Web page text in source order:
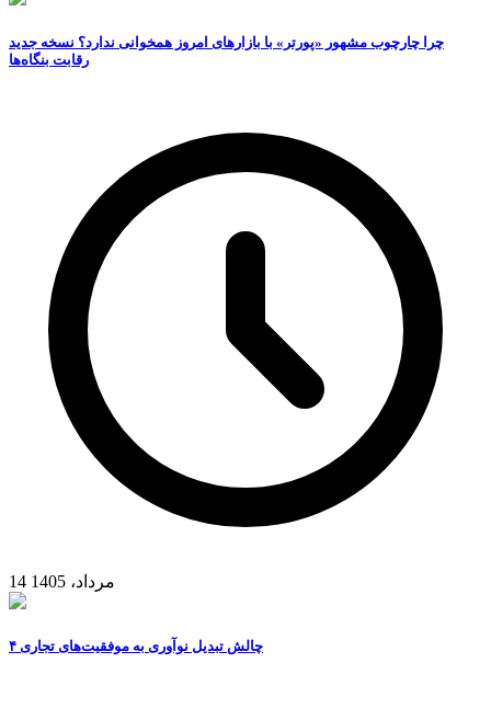
چرا چارچوب مشهور «پورتر» با بازارهای امروز همخوانی ندارد؟ نسخه جدید
رقابت‌ بنگاه‌ها
14 مرداد، 1405
۴ چالش تبدیل نوآوری به موفقیت‌های تجاری